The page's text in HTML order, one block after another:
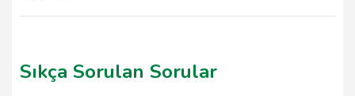
Sıkça Sorulan Sorular